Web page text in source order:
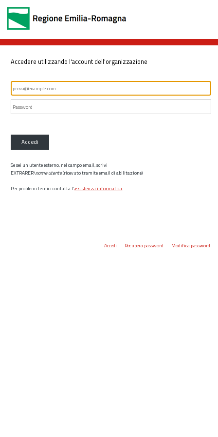
Accedere utilizzando l'account dell'organizzazione
Accedi
Se sei un utente esterno, nel campo email, scrivi
EXTRARER\nome utente(ricevuto tramite email di abilitazione)
Per problemi tecnici contatta l’assistenza informatica.
Accedi Recupera password Modifica password